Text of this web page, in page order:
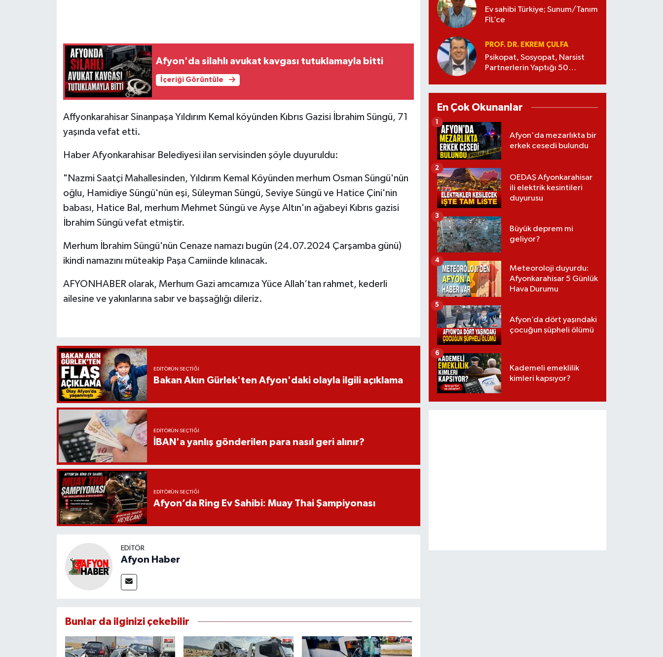
Afyon'da silahlı avukat kavgası tutuklamayla bitti
İçeriği Görüntüle
Affyonkarahisar Sinanpaşa Yıldırım Kemal köyünden Kıbrıs Gazisi İbrahim Süngü, 71
yaşında vefat etti.
Haber Afyonkarahisar Belediyesi ilan servisinden şöyle duyuruldu:
"Nazmi Saatçi Mahallesinden, Yıldırım Kemal Köyünden merhum Osman Süngü'nün
oğlu, Hamidiye Süngü'nün eşi, Süleyman Süngü, Seviye Süngü ve Hatice Çini'nin
babası, Hatice Bal, merhum Mehmet Süngü ve Ayşe Altın'ın ağabeyi Kıbrıs gazisi
İbrahim Süngü vefat etmiştir.
Merhum İbrahim Süngü'nün Cenaze namazı bugün (24.07.2024 Çarşamba günü)
ikindi namazını müteakip Paşa Camiinde kılınacak.
AFYONHABER olarak, Merhum Gazi amcamıza Yüce Allah’tan rahmet, kederli
ailesine ve yakınlarına sabır ve başsağlığı dileriz.
EDITÖRÜN SEÇTIĞI
Bakan Akın Gürlek'ten Afyon'daki olayla ilgili açıklama
EDITÖRÜN SEÇTIĞI
İBAN'a yanlış gönderilen para nasıl geri alınır?
EDITÖRÜN SEÇTIĞI
Afyon’da Ring Ev Sahibi: Muay Thai Şampiyonası
EDITÖR
Afyon Haber
Bunlar da ilginizi çekebilir
Ev sahibi Türkiye; Sunum/Tanım
FİL’ce
PROF. DR. EKREM ÇULFA
Psikopat, Sosyopat, Narsist
Partnerlerin Yaptığı 50
En Çok Okunanlar
Afyon'da mezarlıkta bir
erkek cesedi bulundu
1
OEDAŞ Afyonkarahisar
ili elektrik kesintileri
duyurusu
2
Büyük deprem mi
geliyor?
3
Meteoroloji duyurdu:
Afyonkarahisar 5 Günlük
Hava Durumu
4
Afyon’da dört yaşındaki
çocuğun şüpheli ölümü
5
Kademeli emeklilik
kimleri kapsıyor?
6